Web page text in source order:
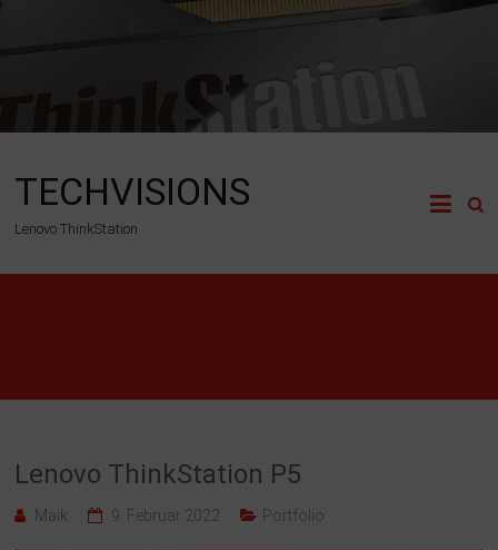
TECHVISIONS
Lenovo ThinkStation
Lenovo ThinkStation P5
Maik 9. Februar 2022 Portfolio